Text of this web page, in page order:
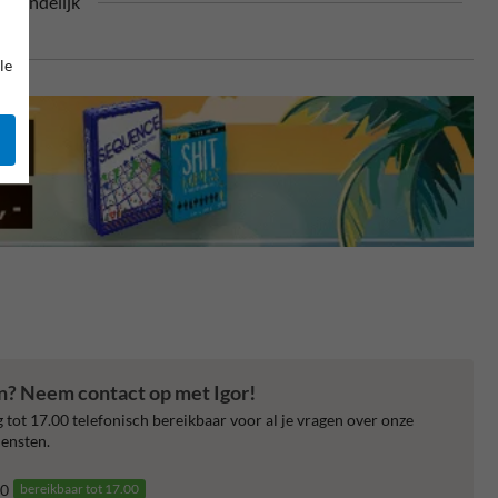
Neem contact op met Igor!
tot 17.00 telefonisch bereikbaar voor al je vragen over onze
bereikbaar tot 17.00